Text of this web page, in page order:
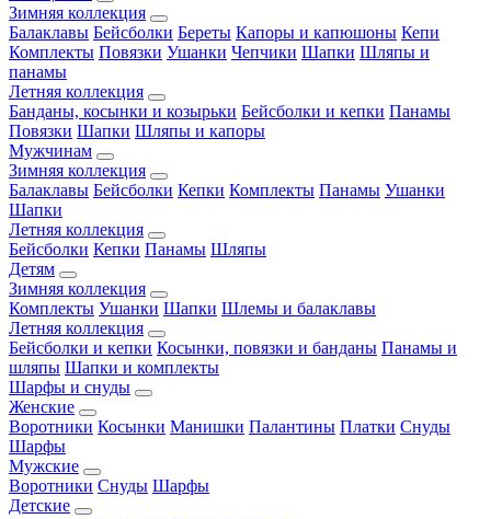
Зимняя коллекция
Балаклавы Бейсболки Береты Капоры и капюшоны Кепи
Комплекты Повязки Ушанки Чепчики Шапки Шляпы и
панамы
Летняя коллекция
Банданы, косынки и козырьки Бейсболки и кепки Панамы
Повязки Шапки Шляпы и капоры
Мужчинам
Зимняя коллекция
Балаклавы Бейсболки Кепки Комплекты Панамы Ушанки
Шапки
Летняя коллекция
Бейсболки Кепки Панамы Шляпы
Детям
Зимняя коллекция
Комплекты Ушанки Шапки Шлемы и балаклавы
Летняя коллекция
Бейсболки и кепки Косынки, повязки и банданы Панамы и
шляпы Шапки и комплекты
Шарфы и снуды
Женские
Воротники Косынки Манишки Палантины Платки Снуды
Шарфы
Мужские
Воротники Снуды Шарфы
Детские